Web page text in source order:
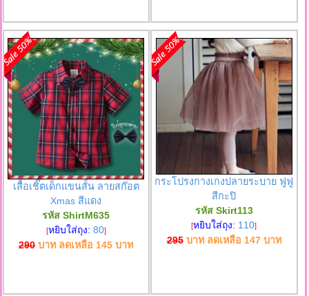
เสื้อเชิ๊ตเด็กแขนสั้น ลายสก๊อต
Xmas สีแดง
รหัส ShirtM635
[หยิบใส่ถุง: 80]
290บาท ลดเหลือ 145 บาท
กระโปรงกางเกงปลายระบาย ฟูฟู
สีกะปิ
รหัส Skirt113
[หยิบใส่ถุง: 110]
295บาท ลดเหลือ 147บาท